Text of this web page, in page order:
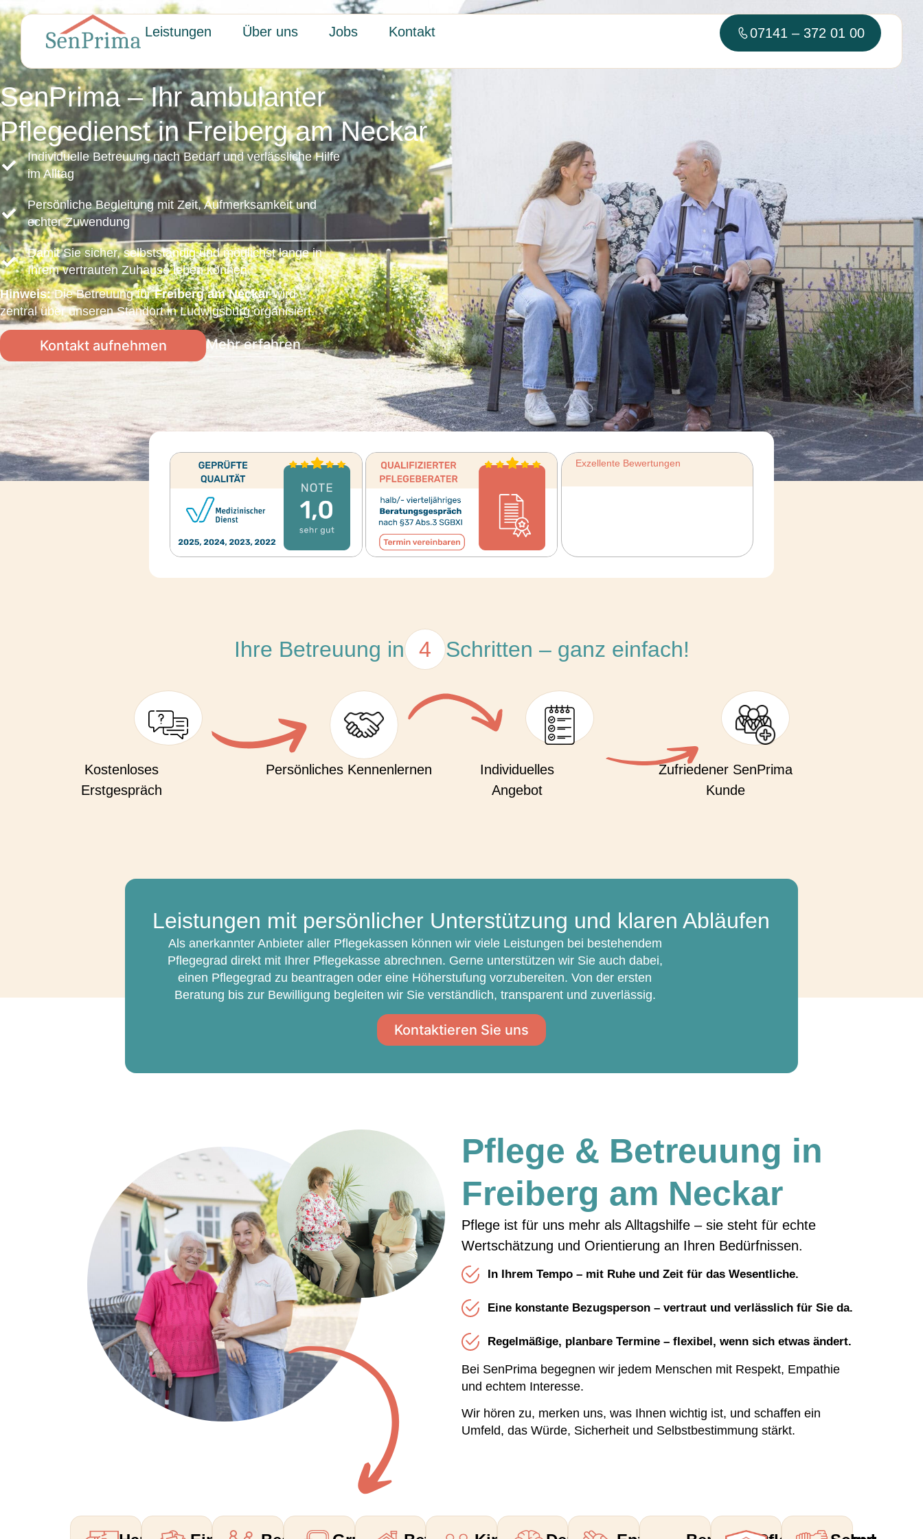
Leistungen Über uns Jobs Kontakt 07141 – 372 01 00
SenPrima – Ihr ambulanter
Pflegedienst in Freiberg am Neckar
Individuelle Betreuung nach Bedarf und verlässliche Hilfe
im Alltag
Persönliche Begleitung mit Zeit, Aufmerksamkeit und
echter Zuwendung
Damit Sie sicher, selbstständig und möglichst lange in
Ihrem vertrauten Zuhause leben können
Hinweis:Die Betreuung fürFreiberg am Neckarwird
zentral über unseren Standort in Ludwigsburg organisiert.
Kontakt aufnehmen Mehr erfahren
Exzellente Bewertungen
Ihre Betreuung in 4 Schritten – ganz einfach!
Kostenloses
Erstgespräch
Persönliches Kennenlernen
Individuelles
Angebot
Zufriedener SenPrima
Kunde
Leistungen mit persönlicher Unterstützung und klaren Abläufen
Als anerkannter Anbieter aller Pflegekassen können wir viele Leistungen bei bestehendem
Pflegegrad direkt mit Ihrer Pflegekasse abrechnen. Gerne unterstützen wir Sie auch dabei,
einen Pflegegrad zu beantragen oder eine Höherstufung vorzubereiten. Von der ersten
Beratung bis zur Bewilligung begleiten wir Sie verständlich, transparent und zuverlässig.
Kontaktieren Sie uns
Pflege & Betreuung in
Freiberg am Neckar
Pflege ist für uns mehr als Alltagshilfe – sie steht für echte
Wertschätzung und Orientierung an Ihren Bedürfnissen.
In Ihrem Tempo – mit Ruhe und Zeit für das Wesentliche.
Eine konstante Bezugsperson – vertraut und verlässlich für Sie da.
Regelmäßige, planbare Termine – flexibel, wenn sich etwas ändert.
Bei SenPrima begegnen wir jedem Menschen mit Respekt, Empathie
und echtem Interesse.
Wir hören zu, merken uns, was Ihnen wichtig ist, und schaffen ein
Umfeld, das Würde, Sicherheit und Selbstbestimmung stärkt.